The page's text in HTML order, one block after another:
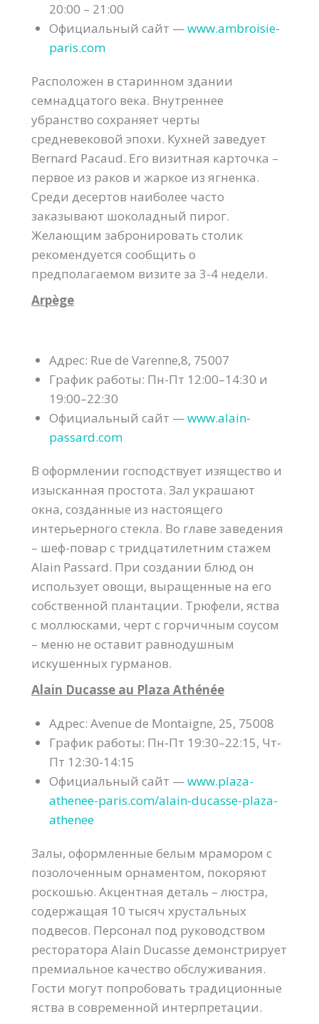
20:00 – 21:00
Официальный сайт —www.ambroisie-
paris.com
Расположен в старинном здании
семнадцатого века. Внутреннее
убранство сохраняет черты
средневековой эпохи. Кухней заведует
Bernard Pacaud. Его визитная карточка –
первое из раков и жаркое из ягненка.
Среди десертов наиболее часто
заказывают шоколадный пирог.
Желающим забронировать столик
рекомендуется сообщить о
предполагаемом визите за 3-4 недели.
Arpège
Адрес: Rue de Varenne,8, 75007
График работы: Пн-Пт 12:00–14:30 и
19:00–22:30
Официальный сайт —www.alain-
passard.com
В оформлении господствует изящество и
изысканная простота. Зал украшают
окна, созданные из настоящего
интерьерного стекла. Во главе заведения
– шеф-повар с тридцатилетним стажем
Alain Passard. При создании блюд он
использует овощи, выращенные на его
собственной плантации. Трюфели, яства
с моллюсками, черт с горчичным соусом
– меню не оставит равнодушным
искушенных гурманов.
Alain Ducasse au Plaza Athénée
Адрес: Avenue de Montaigne, 25, 75008
График работы: Пн-Пт 19:30–22:15, Чт-
Пт 12:30-14:15
Официальный сайт —www.plaza-
athenee-paris.com/alain-ducasse-plaza-
athenee
Залы, оформленные белым мрамором с
позолоченным орнаментом, покоряют
роскошью. Акцентная деталь – люстра,
содержащая 10 тысяч хрустальных
подвесов. Персонал под руководством
ресторатора Alain Ducasse демонстрирует
премиальное качество обслуживания.
Гости могут попробовать традиционные
яства в современной интерпретации.